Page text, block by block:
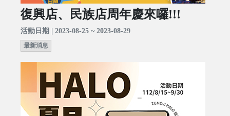
復興店、民族店周年慶來囉!!!
活動日期 | 2023-08-25 ~ 2023-08-29
最新消息